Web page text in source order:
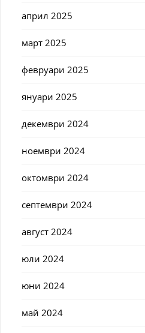
април 2025
март 2025
февруари 2025
януари 2025
декември 2024
ноември 2024
октомври 2024
септември 2024
август 2024
юли 2024
юни 2024
май 2024